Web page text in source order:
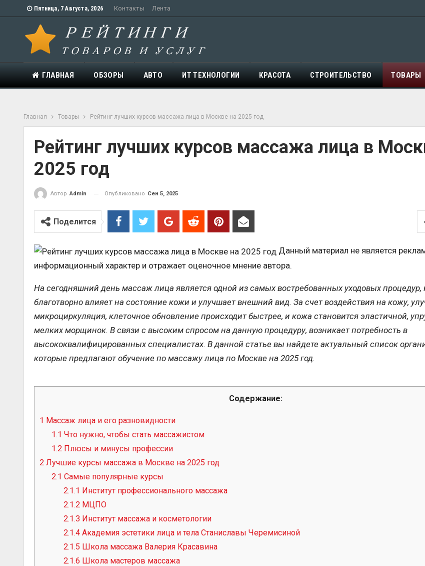
Пятница, 7 Августа, 2026 Контакты Лента
ГЛАВНАЯ ОБЗОРЫ АВТО ИТ ТЕХНОЛОГИИ КРАСОТА СТРОИТЕЛЬСТВО ТОВАРЫ
Главная Товары Рейтинг лучших курсов массажа лица в Москве на 2025 год
Рейтинг лучших курсов массажа лица в
2025 год
Автор Admin Опубликовано Сен 5, 2025
Поделится
Данный материал не является
информационный характер и отражает оценочное мнение автора.
На сегодняшний день массаж лица является одной из самых востребованных уходовых процедур,
благотворно влияет на состояние кожи и улучшает внешний вид. За счет воздействия на кожу,
микроциркуляция, клеточное обновление происходит быстрее, и кожа становится эластичной,
мелких морщинок. В связи с высоким спросом на данную процедуру, возникает потребность в
высококвалифицированных специалистах. В данной статье вы найдете актуальный список
которые предлагают обучение по массажу лица по Москве на 2025 год.
Содержание:
1 Массаж лица и его разновидности
1.1 Что нужно, чтобы стать массажистом
1.2 Плюсы и минусы профессии
2 Лучшие курсы массажа в Москве на 2025 год
2.1 Самые популярные курсы
2.1.1 Институт профессионального массажа
2.1.2 МЦПО
2.1.3 Институт массажа и косметологии
2.1.4 Академия эстетики лица и тела Станиславы Черемисиной
2.1.5 Школа массажа Валерия Красавина
2.1.6 Школа мастеров массажа